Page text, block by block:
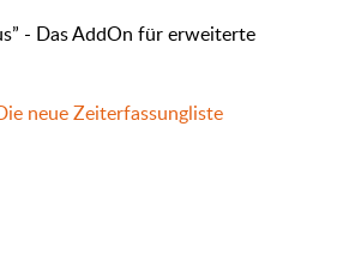
- Das AddOn für erweiterte
neue Zeiterfassungliste